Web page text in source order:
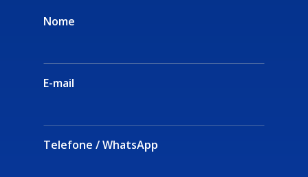
Nome
E-mail
Telefone / WhatsApp